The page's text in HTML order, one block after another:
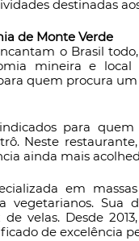
destinadas
de Monte Verde
o Brasil
mineira e local
quem procura
para
Neste
ainda mais
em
vegetarianos. Sua
velas. Desde
de excelência